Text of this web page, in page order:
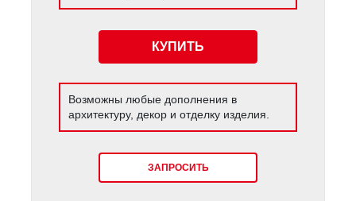
КУПИТЬ
Возможны любые дополнения в
архитектуру, декор и отделку изделия.
ЗАПРОСИТЬ